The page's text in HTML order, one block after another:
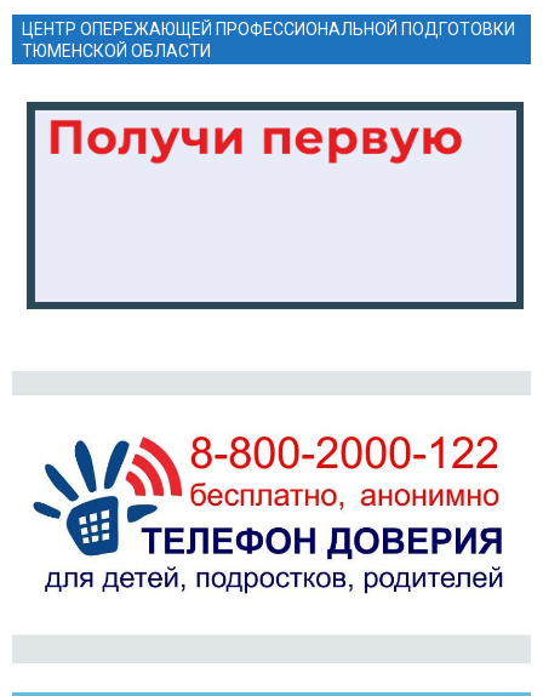
ЦЕНТР ОПЕРЕЖАЮЩЕЙ ПРОФЕССИОНАЛЬНОЙ ПОДГОТОВКИ
ТЮМЕНСКОЙ ОБЛАСТИ